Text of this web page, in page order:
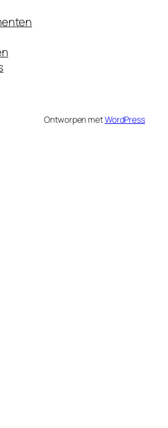
Ontworpen metWordPress